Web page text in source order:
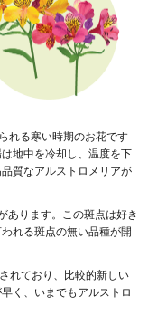
れる寒い時期のお花です
地中を冷却し、温度を下
質なアルストロメリアが
ります。この斑点は好き
れる斑点の無い品種が開
れており、比較的新しい
く、いまでもアルストロ